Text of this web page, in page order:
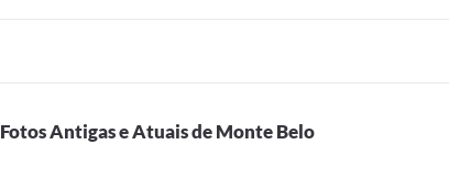
Fotos Antigas e Atuais de Monte Belo